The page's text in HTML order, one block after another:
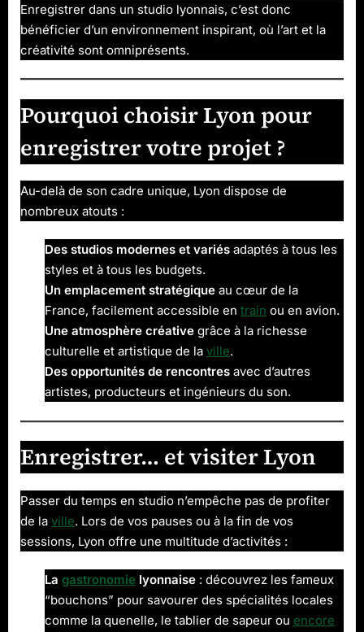
Enregistrer dans un studio lyonnais, c’est donc
bénéficier d’un environnement inspirant, où l’art et la
créativité sont omniprésents.
Pourquoi choisir Lyon pour
enregistrer votre projet ?
Au-delà de son cadre unique, Lyon dispose de
nombreux atouts :
Des studios modernes et variés adaptés à tous les
styles et à tous les budgets.
Un emplacement stratégique au cœur de la
France, facilement accessible en train ou en avion.
Une atmosphère créative grâce à la richesse
culturelle et artistique de la ville.
Des opportunités de rencontres avec d’autres
artistes, producteurs et ingénieurs du son.
Enregistrer… et visiter Lyon
Passer du temps en studio n’empêche pas de profiter
de la ville. Lors de vos pauses ou à la fin de vos
sessions, Lyon offre une multitude d’activités :
La gastronomie lyonnaise : découvrez les fameux
“bouchons” pour savourer des spécialités locales
comme la quenelle, le tablier de sapeur ou encore